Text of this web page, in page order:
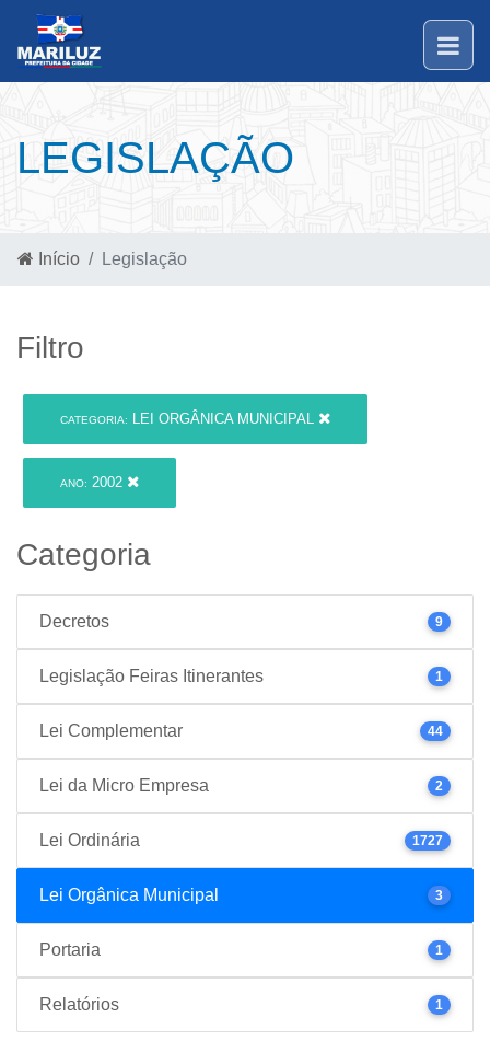
LEGISLAÇÃO
Início Legislação
Filtro
CATEGORIA: LEI ORGÂNICA MUNICIPAL
ANO: 2002
Categoria
Decretos 9
Legislação Feiras Itinerantes 1
Lei Complementar 44
Lei da Micro Empresa 2
Lei Ordinária 1727
Lei Orgânica Municipal 3
Portaria 1
Relatórios 1